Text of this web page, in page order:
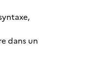
dans un